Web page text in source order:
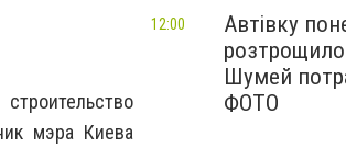
мэра Киева
Автівку
Шумей
ФОТО
12:00